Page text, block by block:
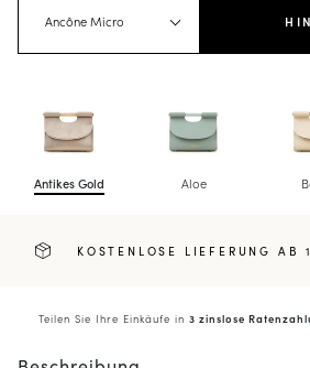
Ancône Micro
Antikes Gold Aloe
KOSTENLOSE LIEFERUNG AB
Teilen Sie Ihre Einkäufe in 3 zinslose